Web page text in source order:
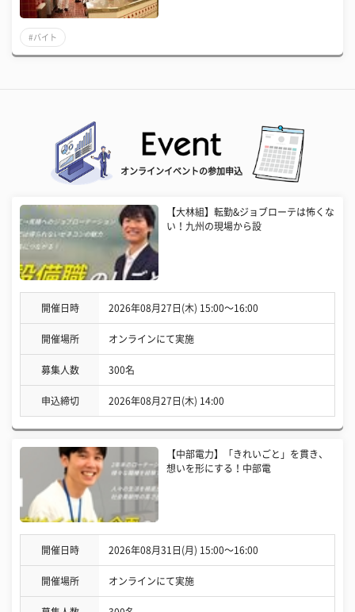
#バイト
オンラインイベントの参加申込
【大林組】転勤&ジョブローテは怖くな
い！九州の現場から設
開催日時 2026年08月27日(木) 15:00〜16:00
開催場所 オンラインにて実施
募集人数 300名
申込締切 2026年08月27日(木) 14:00
【中部電力】「きれいごと」を貫き、
想いを形にする！中部電
開催日時 2026年08月31日(月) 15:00〜16:00
開催場所 オンラインにて実施